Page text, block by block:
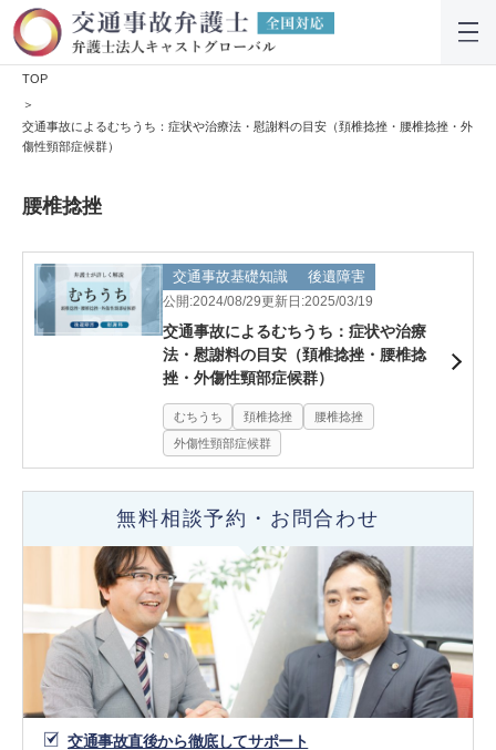
TOP
交通事故によるむちうち：症状や治療法・慰謝料の目安（頚椎捻挫・腰椎捻挫・外
傷性頸部症候群）
腰椎捻挫
交通事故基礎知識 後遺障害
公開:2024/08/29更新日:2025/03/19
交通事故によるむちうち：症状や治療
法・慰謝料の目安（頚椎捻挫・腰椎捻
挫・外傷性頸部症候群）
むちうち 頚椎捻挫 腰椎捻挫
外傷性頸部症候群
無料相談予約・お問合わせ
交通事故直後から徹底してサポート